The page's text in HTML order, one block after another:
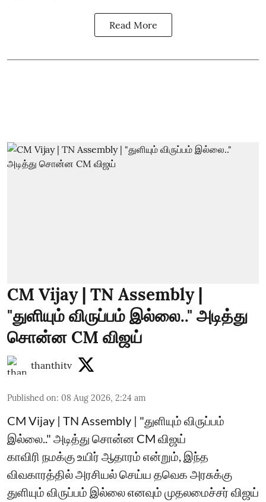
Read More
CM Vijay | TN Assembly |
"துளியும் விருப்பம் இல்லை.." அடித்து
சொன்ன CM விஜய்
thanthitv
Published on: 08 Aug 2026, 2:24 am
CM Vijay | TN Assembly | "துளியும் விருப்பம்
இல்லை.." அடித்து சொன்ன CM விஜய்
காவிரி நமக்கு உயிர் ஆதாரம் என்றும், இந்த
விவகாரத்தில் அரசியல் செய்ய தவெக அரசுக்கு
துளியும் விருப்பம் இல்லை எனவும் முதலமைச்சர் விஜய்